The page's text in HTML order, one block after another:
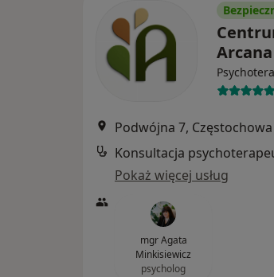
Arcana
Podwójna 7, Częstochowa
Konsultacja
Pokaż więcej usług
mgr Agata
Minkisiewicz
psycholog